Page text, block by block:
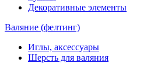
Декоративные элементы
Валяние (фелтинг)
Иглы, аксессуары
Шерсть для валяния